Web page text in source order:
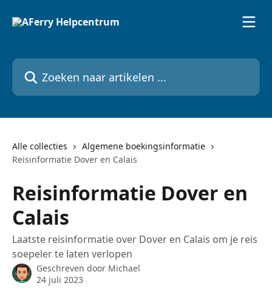
Zoeken naar artikelen ...
Alle collecties
Algemene boekingsinformatie
Reisinformatie Dover en Calais
Reisinformatie Dover en
Calais
Laatste reisinformatie over Dover en Calais om je reis
soepeler te laten verlopen
Geschreven door Michael
24 juli 2023